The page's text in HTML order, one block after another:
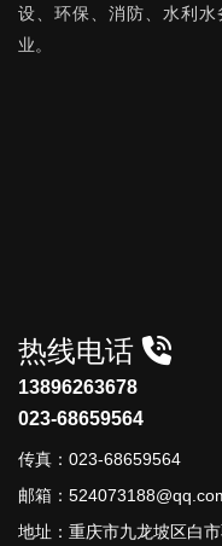
设、环保、消防、水利
业。
热线电话
13896263678
023-68659564
传真：023-68659564
邮箱：
地址：重庆市九龙坡区白